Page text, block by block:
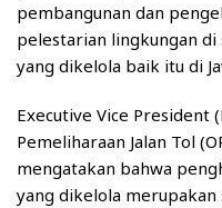
pembangunan dan
pelestarian lingkungan
yang dikelola baik itu di
Executive Vice President
Pemeliharaan Jalan Tol
mengatakan bahwa
yang dikelola merupakan